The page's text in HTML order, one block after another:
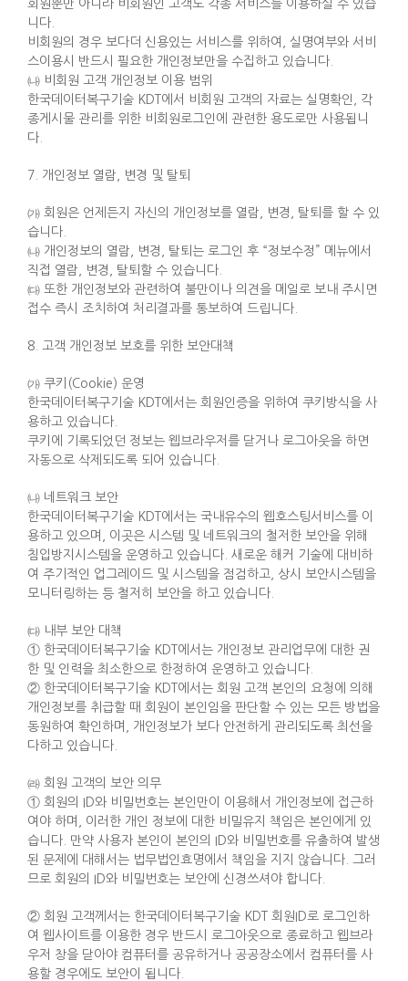
회원뿐만 아니라 비회원인 고객도 각종 서비스를 이용하실 수 있습
니다.
비회원의 경우 보다더 신용있는 서비스를 위하여, 실명여부와 서비
스이용시 반드시 필요한 개인정보만을 수집하고 있습니다.
㈏ 비회원 고객 개인정보 이용 범위
한국데이터복구기술 KDT에서 비회원 고객의 자료는 실명확인, 각
종게시물 관리를 위한 비회원로그인에 관련한 용도로만 사용됩니
다.
7. 개인정보 열람, 변경 및 탈퇴
㈎ 회원은 언제든지 자신의 개인정보를 열람, 변경, 탈퇴를 할 수 있
습니다.
㈏ 개인정보의 열람, 변경, 탈퇴는 로그인 후 “정보수정” 메뉴에서
직접 열람, 변경, 탈퇴할 수 있습니다.
㈐ 또한 개인정보와 관련하여 불만이나 의견을 메일로 보내 주시면
접수 즉시 조치하여 처리결과를 통보하여 드립니다.
8. 고객 개인정보 보호를 위한 보안대책
㈎ 쿠키(Cookie) 운영
한국데이터복구기술 KDT에서는 회원인증을 위하여 쿠키방식을 사
용하고 있습니다.
쿠키에 기록되었던 정보는 웹브라우저를 닫거나 로그아웃을 하면
자동으로 삭제되도록 되어 있습니다.
㈏ 네트워크 보안
한국데이터복구기술 KDT에서는 국내유수의 웹호스팅서비스를 이
용하고 있으며, 이곳은 시스템 및 네트워크의 철저한 보안을 위해
침입방지시스템을 운영하고 있습니다. 새로운 해커 기술에 대비하
여 주기적인 업그레이드 및 시스템을 점검하고, 상시 보안시스템을
모니터링하는 등 철저히 보안을 하고 있습니다.
㈐ 내부 보안 대책
① 한국데이터복구기술 KDT에서는 개인정보 관리업무에 대한 권
한 및 인력을 최소한으로 한정하여 운영하고 있습니다.
② 한국데이터복구기술 KDT에서는 회원 고객 본인의 요청에 의해
개인정보를 취급할 때 회원이 본인임을 판단할 수 있는 모든 방법을
동원하여 확인하며, 개인정보가 보다 안전하게 관리되도록 최선을
다하고 있습니다.
㈑ 회원 고객의 보안 의무
① 회원의 ID와 비밀번호는 본인만이 이용해서 개인정보에 접근하
여야 하며, 이러한 개인 정보에 대한 비밀유지 책임은 본인에게 있
습니다. 만약 사용자 본인이 본인의 ID와 비밀번호를 유출하여 발생
된 문제에 대해서는 법무법인효명에서 책임을 지지 않습니다. 그러
므로 회원의 ID와 비밀번호는 보안에 신경쓰셔야 합니다.
② 회원 고객께서는 한국데이터복구기술 KDT 회원ID로 로그인하
여 웹사이트를 이용한 경우 반드시 로그아웃으로 종료하고 웹브라
우저 창을 닫아야 컴퓨터를 공유하거나 공공장소에서 컴퓨터를 사
용할 경우에도 보안이 됩니다.